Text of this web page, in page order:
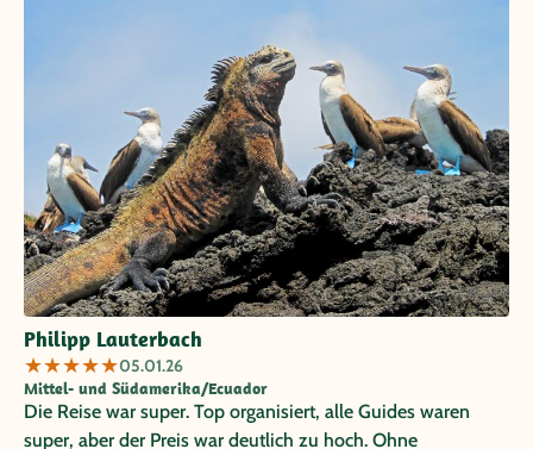
Philipp Lauterbach
★★★★★05.01.26
Mittel- und Südamerika/Ecuador
Die Reise war super. Top organisiert, alle Guides waren
super, aber der Preis war deutlich zu hoch. Ohne